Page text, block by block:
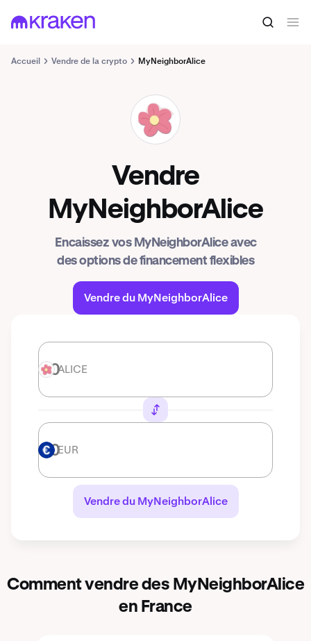
Accueil Vendre de la crypto MyNeighborAlice
ALICE
Vendre
MyNeighborAlice
Encaissez vos MyNeighborAlice avec
des options de financement flexibles
Vendre du MyNeighborAlice
ALICE ALICE
EUR EUR
Vendre du MyNeighborAlice
Comment vendre des MyNeighborAlice
en France